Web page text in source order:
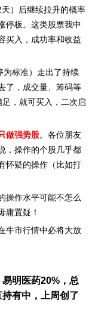
）后继续拉升的概率
停板。这类股票我中
买入，成功率和收益
为标准）走出了持续
了，成交量、筹码等
，就可买入，二次启
做强势股。各位朋友
，操作的个股几乎都
怀疑的操作（比如打
操作水平可能不怎么
庸置疑！
牛市行情中必将大放
明医药20%，总
有中，上周创了